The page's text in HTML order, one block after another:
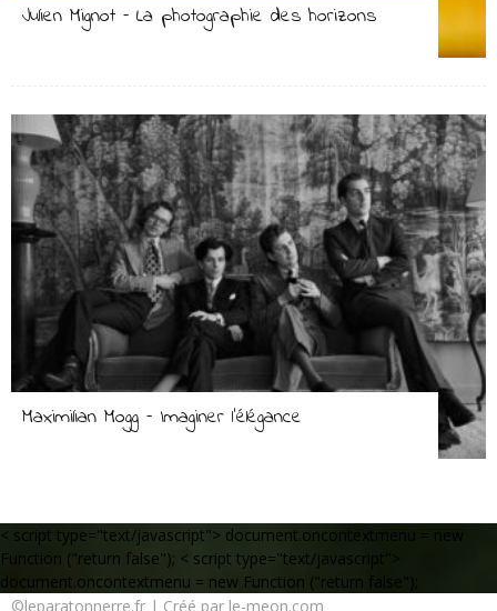
Julien Mignot – La photographie des horizons
Maximilian Mogg – Imaginer l’élégance
< script type="text/javascript"> document.oncontextmenu = new
Function ("return false"); < script type="text/javascript">
document.oncontextmenu = new Function ("return false");
©leparatonnerre.fr | Créé par le-meon.com